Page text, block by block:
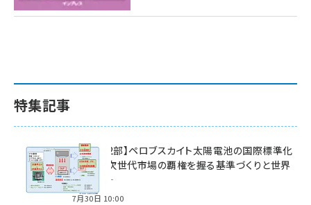
特集記事
特集【第2部】ペロブスカイト太陽電池の国際標準化
戦略 ― 次世代市場の覇権を握る基準づくりと世界
の動向 ―
7月30日 10:00